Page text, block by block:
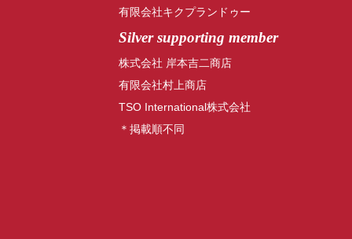
有限会社キクプランドゥー
Silver supporting member
株式会社 岸本吉二商店
有限会社村上商店
TSO International株式会社
＊掲載順不同